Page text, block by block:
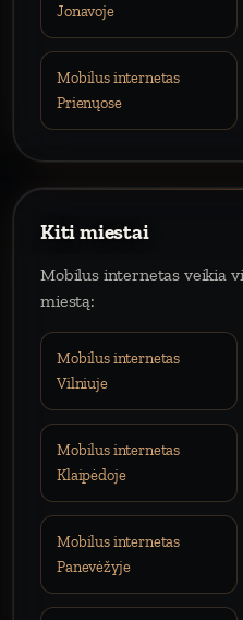
Jonavoje
Mobilus internetas
Prienųose
Kiti miestai
Mobilus internetas veikia
miestą:
Mobilus internetas
Vilniuje
Mobilus internetas
Klaipėdoje
Mobilus internetas
Panevėžyje